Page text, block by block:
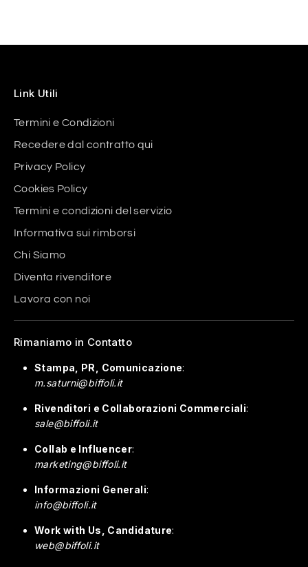
Link Utili
Termini e Condizioni
Recedere dal contratto qui
Privacy Policy
Cookies Policy
Termini e condizioni del servizio
Informativa sui rimborsi
Chi Siamo
Diventa rivenditore
Lavora con noi
Rimaniamo in Contatto
Stampa, PR, Comunicazione:
m.saturni@biffoli.it
Rivenditori e Collaborazioni Commerciali:
sale@biffoli.it
Collab e Influencer:
marketing@biffoli.it
Informazioni Generali:
info@biffoli.it
Work with Us, Candidature:
web@biffoli.it